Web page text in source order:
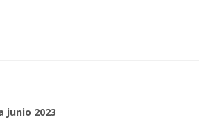
junio 2023